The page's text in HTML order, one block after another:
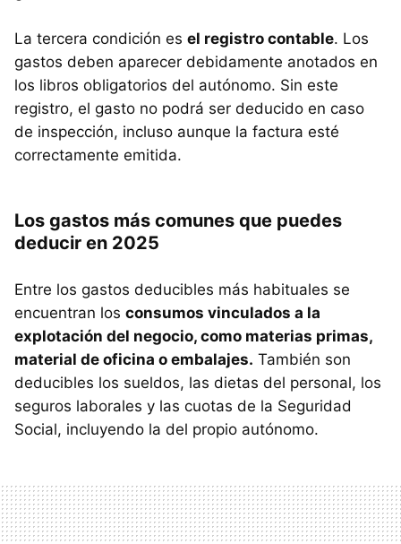
La tercera condición es el registro contable. Los
gastos deben aparecer debidamente anotados en
los libros obligatorios del autónomo. Sin este
registro, el gasto no podrá ser deducido en caso
de inspección, incluso aunque la factura esté
correctamente emitida.
Los gastos más comunes que puedes
deducir en 2025
Entre los gastos deducibles más habituales se
encuentran los consumos vinculados a la
explotación del negocio, como materias primas,
material de oficina o embalajes. También son
deducibles los sueldos, las dietas del personal, los
seguros laborales y las cuotas de la Seguridad
Social, incluyendo la del propio autónomo.